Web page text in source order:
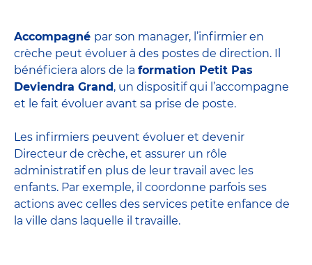
Accompagné par son manager, l’infirmier en
crèche peut évoluer à des postes de direction. Il
bénéficiera alors de la formation Petit Pas
Deviendra Grand , un dispositif qui l’accompagne
et le fait évoluer avant sa prise de poste.
Les infirmiers peuvent évoluer et devenir
Directeur de crèche, et assurer un rôle
administratif en plus de leur travail avec les
enfants. Par exemple, il coordonne parfois ses
actions avec celles des services petite enfance de
la ville dans laquelle il travaille.